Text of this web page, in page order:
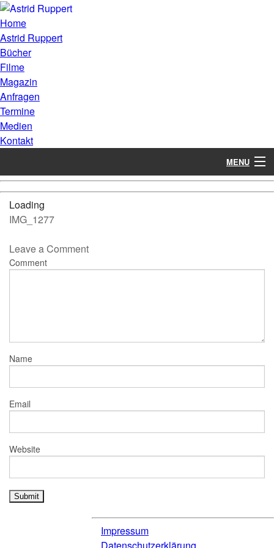
Home
Astrid Ruppert
Bücher
Filme
Magazin
Anfragen
Termine
Medien
Kontakt
MENU
Loading
IMG_1277
Leave a Comment
Comment
Name
Email
Website
Impressum
Datenschutzerklärung